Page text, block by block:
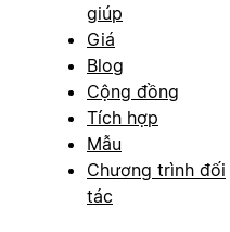
giúp
Giá
Blog
Cộng đồng
Tích hợp
Mẫu
Chương trình đối
tác